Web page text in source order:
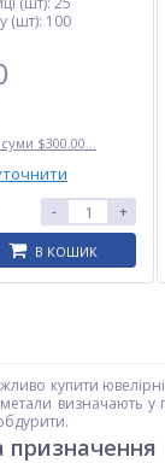
(шт): 100
суми $300.00...
- +
В КОШИК
купити ювелірні
метали
призначення